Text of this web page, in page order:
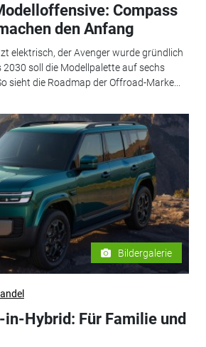
Compass
den Anfang
elektrisch, der Avenger wurde gründlich
soll die Modellpalette auf sechs
sieht die Roadmap der Offroad-Marke...
Bildergalerie
in-Hybrid: Für Familie und